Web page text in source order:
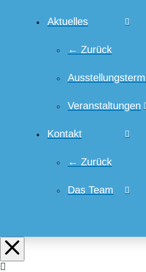
Aktuelles
← Zurück
Veranstaltungen
Kontakt
← Zurück
Das Team